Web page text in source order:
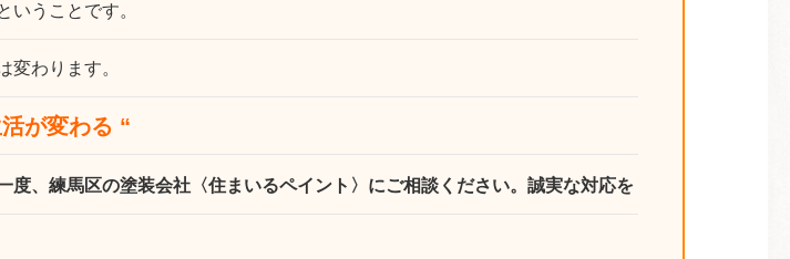
いうことです。
変わります。
が変わる “
度、練馬区の塗装会社〈住まいるペイント〉にご相談ください。誠実な対応を